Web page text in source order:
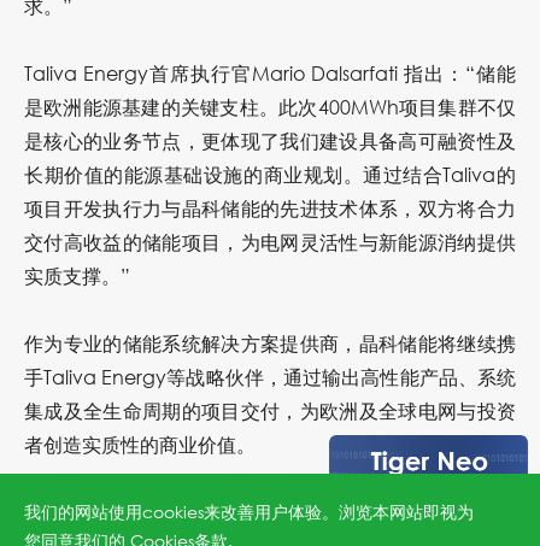
求。”
Taliva Energy首席执行官Mario Dalsarfati 指出： “储能
是欧洲能源基建的关键支柱。此次400MWh项目集群不仅
是核心的业务节点，更体现了我们建设具备高可融资性及
长期价值的能源基础设施的商业规划。通过结合Taliva的
项目开发执行力与晶科储能的先进技术体系，双方将合力
交付高收益的储能项目，为电网灵活性与新能源消纳提供
实质支撑。”
作为专业的储能系统解决方案提供商，晶科储能将继续携
手Taliva Energy等战略伙伴，通过输出高性能产品、系统
集成及全生命周期的项目交付，为欧洲及全球电网与投资
者创造实质性的商业价值。
我们的网站使用cookies来改善用户体验。浏览本网站即视为
您同意我们的 Cookies条款.